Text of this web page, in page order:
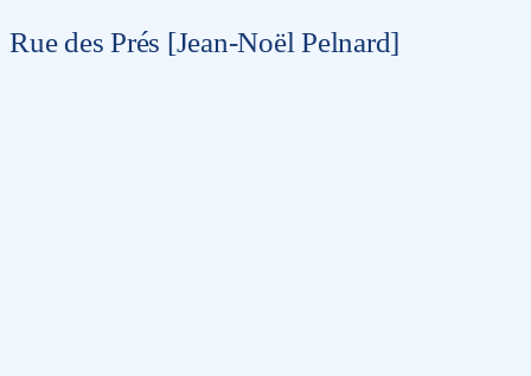
Rue des Prés [Jean-Noël Pelnard]